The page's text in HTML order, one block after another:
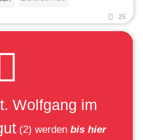
25
Wolfgang im
(2) werden bis hier